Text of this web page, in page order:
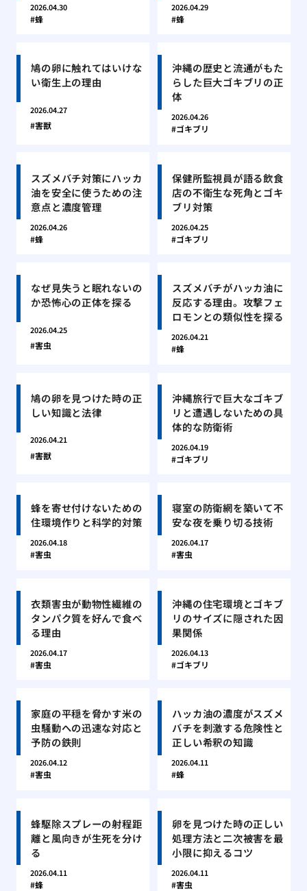
2026.04.30
蜂
2026.04.29
蜂
鳩の卵に触れてはいけな
い衛生上の理由
2026.04.27
害獣
沖縄の歴史と流通がもた
らした巨大ゴキブリの正
体
2026.04.26
ゴキブリ
スズメバチ対策にハッカ
油を安全に使うための注
意点と濃度管理
2026.04.26
蜂
保健所監視員が語る飲食
店の不衛生な死角とゴキ
ブリ対策
2026.04.25
ゴキブリ
なぜ見失うと眠れないの
か恐怖心の正体を探る
2026.04.25
害虫
スズメバチがハッカ油に
反応する理由。攻撃フェ
ロモンとの類似性を探る
2026.04.21
蜂
鳩の卵を見つけた時の正
しい知識と法律
2026.04.21
害獣
沖縄旅行で巨大なゴキブ
リと遭遇しないための具
体的な防衛術
2026.04.19
ゴキブリ
蜂を寄せ付けないための
住環境作りと科学的対策
2026.04.18
害虫
寝室の防衛網を築いて不
安な夜を乗り切る技術
2026.04.17
害虫
衣類害虫が動物性繊維の
タンパク質を好んで食べ
る理由
2026.04.17
害虫
沖縄の住宅環境とゴキブ
リのサイズに隠された因
果関係
2026.04.13
ゴキブリ
家庭の平穏を脅かす米の
虫騒動への迅速な対応と
予防の鉄則
2026.04.12
害虫
ハッカ油の濃度がスズメ
バチを刺激する危険性と
正しい希釈の知識
2026.04.11
蜂
蜂駆除スプレーの射程距
離と風向きが生死を分け
る
2026.04.11
蜂
卵を見つけた時の正しい
処理方法と二次被害を最
小限に抑えるコツ
2026.04.11
害虫